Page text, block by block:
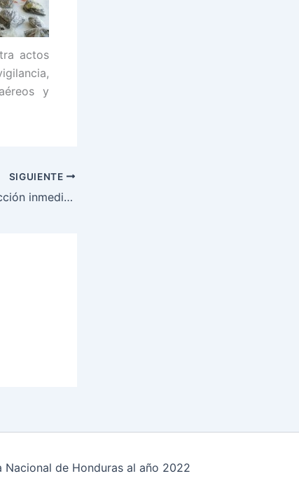
actos
y
SIGUIENTE
PMOP garantiza reacción inmediata de auxilio a la población, a través del 911.
de Honduras al año 2022